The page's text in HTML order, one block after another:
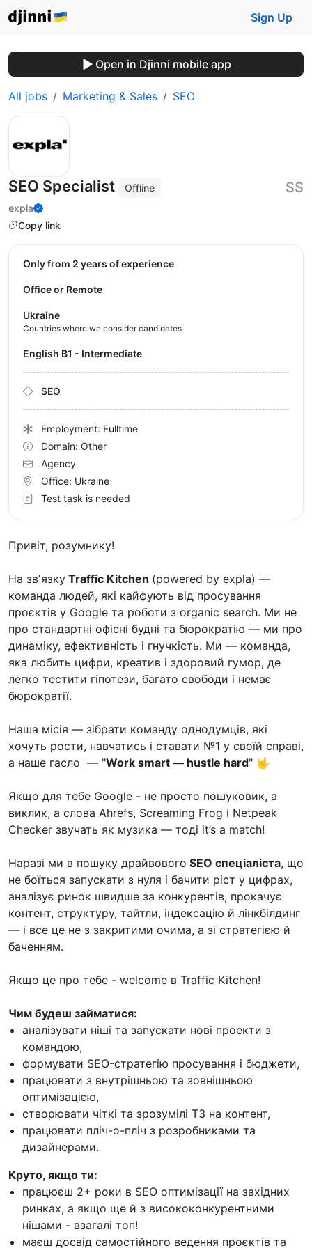
Sign Up
Open in Djinni mobile app
All jobs Marketing & Sales SEO
SEO Specialist
Offline
expla
Copy link
$$
Привіт, розумнику!
На звʼязку Traffic Kitchen (powered by expla) —
команда людей, які кайфують від просування
проєктів у Google та роботи з organic search. Ми не
про стандартні офісні будні та бюрократію — ми про
динаміку, ефективність і гнучкість. Ми — команда,
яка любить цифри, креатив і здоровий гумор, де
легко тестити гіпотези, багато свободи і немає
бюрократії.
Наша місія — зібрати команду однодумців, які
хочуть рости, навчатись і ставати №1 у своїй справі,
а наше гасло — "Work smart — hustle hard" 🤟
Якщо для тебе Google - не просто пошуковик, а
виклик, а слова Ahrefs, Screaming Frog і Netpeak
Checker звучать як музика — тоді it’s a match!
Наразі ми в пошуку драйвового SEO спеціаліста, що
не боїться запускати з нуля і бачити ріст у цифрах,
аналізує ринок швидше за конкурентів, прокачує
контент, структуру, тайтли, індексацію й лінкбілдинг
— і все це не з закритими очима, а зі стратегією й
баченням.
Якщо це про тебе - welcome в Traffic Kitchen!
Чим будеш займатися:
аналізувати ніші та запускати нові проекти з
командою,
формувати SEO-стратегію просування і бюджети,
працювати з внутрішньою та зовнішньою
оптимізацією,
створювати чіткі та зрозумілі ТЗ на контент,
працювати пліч-о-пліч з розробниками та
дизайнерами.
Круто, якщо ти:
працюєш 2+ роки в SEO оптимізації на західних
ринках, а якщо ще й з висококонкурентними
нішами - взагалі топ!
маєш досвід самостійного ведення проєктів та
Only from 2 years of experience
Office or Remote
Ukraine
Countries where we consider candidates
English B1 - Intermediate
SEO
Employment: Fulltime
Domain: Other
Agency
Office: Ukraine
Test task is needed